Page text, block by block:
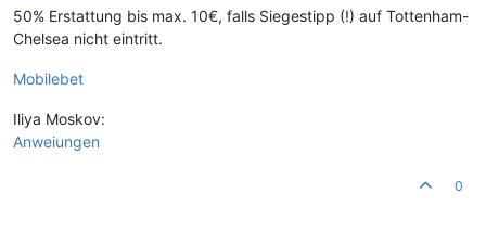
50% Erstattung bis max. 10€, falls Siegestipp (!) auf Tottenham-
Chelsea nicht eintritt.
Mobilebet
Iliya Moskov:
Anweiungen
0